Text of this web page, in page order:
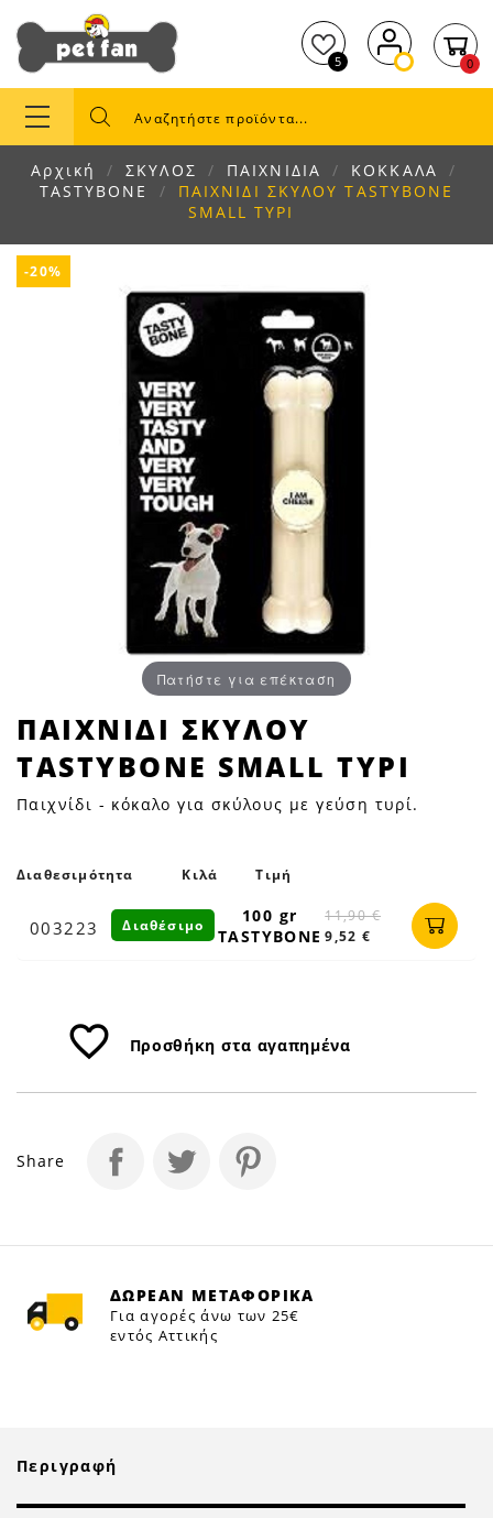
5 0
Αρχική ΣΚΥΛΟΣ ΠΑΙΧΝΙΔΙΑ
ΚΟΚΚΑΛΑ
TASTYBONE
ΠΑΙΧΝΙΔΙ ΣΚΥΛΟΥ TASTYBONE
SMALL ΤΥΡΙ
-20%
Πατήστε για επέκταση
ΠΑΙΧΝΙΔΙ
ΣΚΥΛΟΥ
TASTYBONE
SMALL
Petfan
ΠΑΙΧΝΙΔΙ ΣΚΥΛΟΥ
TASTYBONE SMALL ΤΥΡΙ
Παιχνίδι - κόκαλο για σκύλους με γεύση τυρί.
Διαθεσιμότητα Κιλά Τιμή
003223
100 gr
TASTYBONE
11,90 €
9,52 €
Διαθέσιμο
favorite_border Προσθήκη στα αγαπημένα
Share
ΔΩΡΕΑΝ ΜΕΤΑΦΟΡΙΚΑ
Για αγορές άνω των 25€
εντός Αττικής
Περιγραφή